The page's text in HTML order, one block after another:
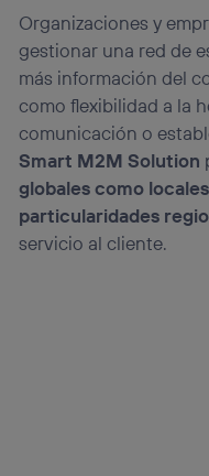
Organizaciones y
gestionar una red de
más información del
como flexibilidad a la
comunicación o
Smart M2M Solution
globales como
particularidades
servicio al cliente.
“Administrar Utiq” en
visitando el portal de
(“consenthub”). Para
la política de